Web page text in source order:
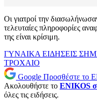
Οι γιατροί την
τελευταίες πληροφορίες
της είναι κρίσιμη.
ΓΥΝΑΙΚΑ ΕΙΔΗΣΕΙΣ
ΤΡΟΧΑΙΟ
Google Προσθέστε το
Ακολουθήστε το ENIKOS
όλες τις ειδήσεις.